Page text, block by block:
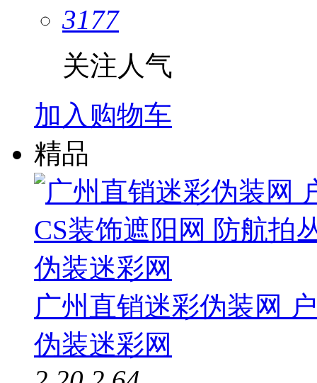
3177
关注人气
加入购物车
精品
广州直销迷彩伪装网
伪装迷彩网